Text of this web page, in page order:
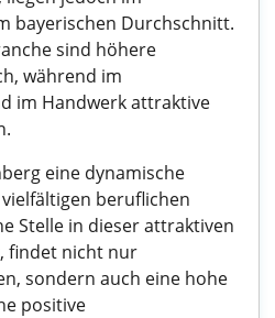
bayerischen Durchschnitt.
sind höhere
während im
im Handwerk attraktive
eine dynamische
beruflichen
Stelle in dieser attraktiven
findet nicht nur
sondern auch eine hohe
positive